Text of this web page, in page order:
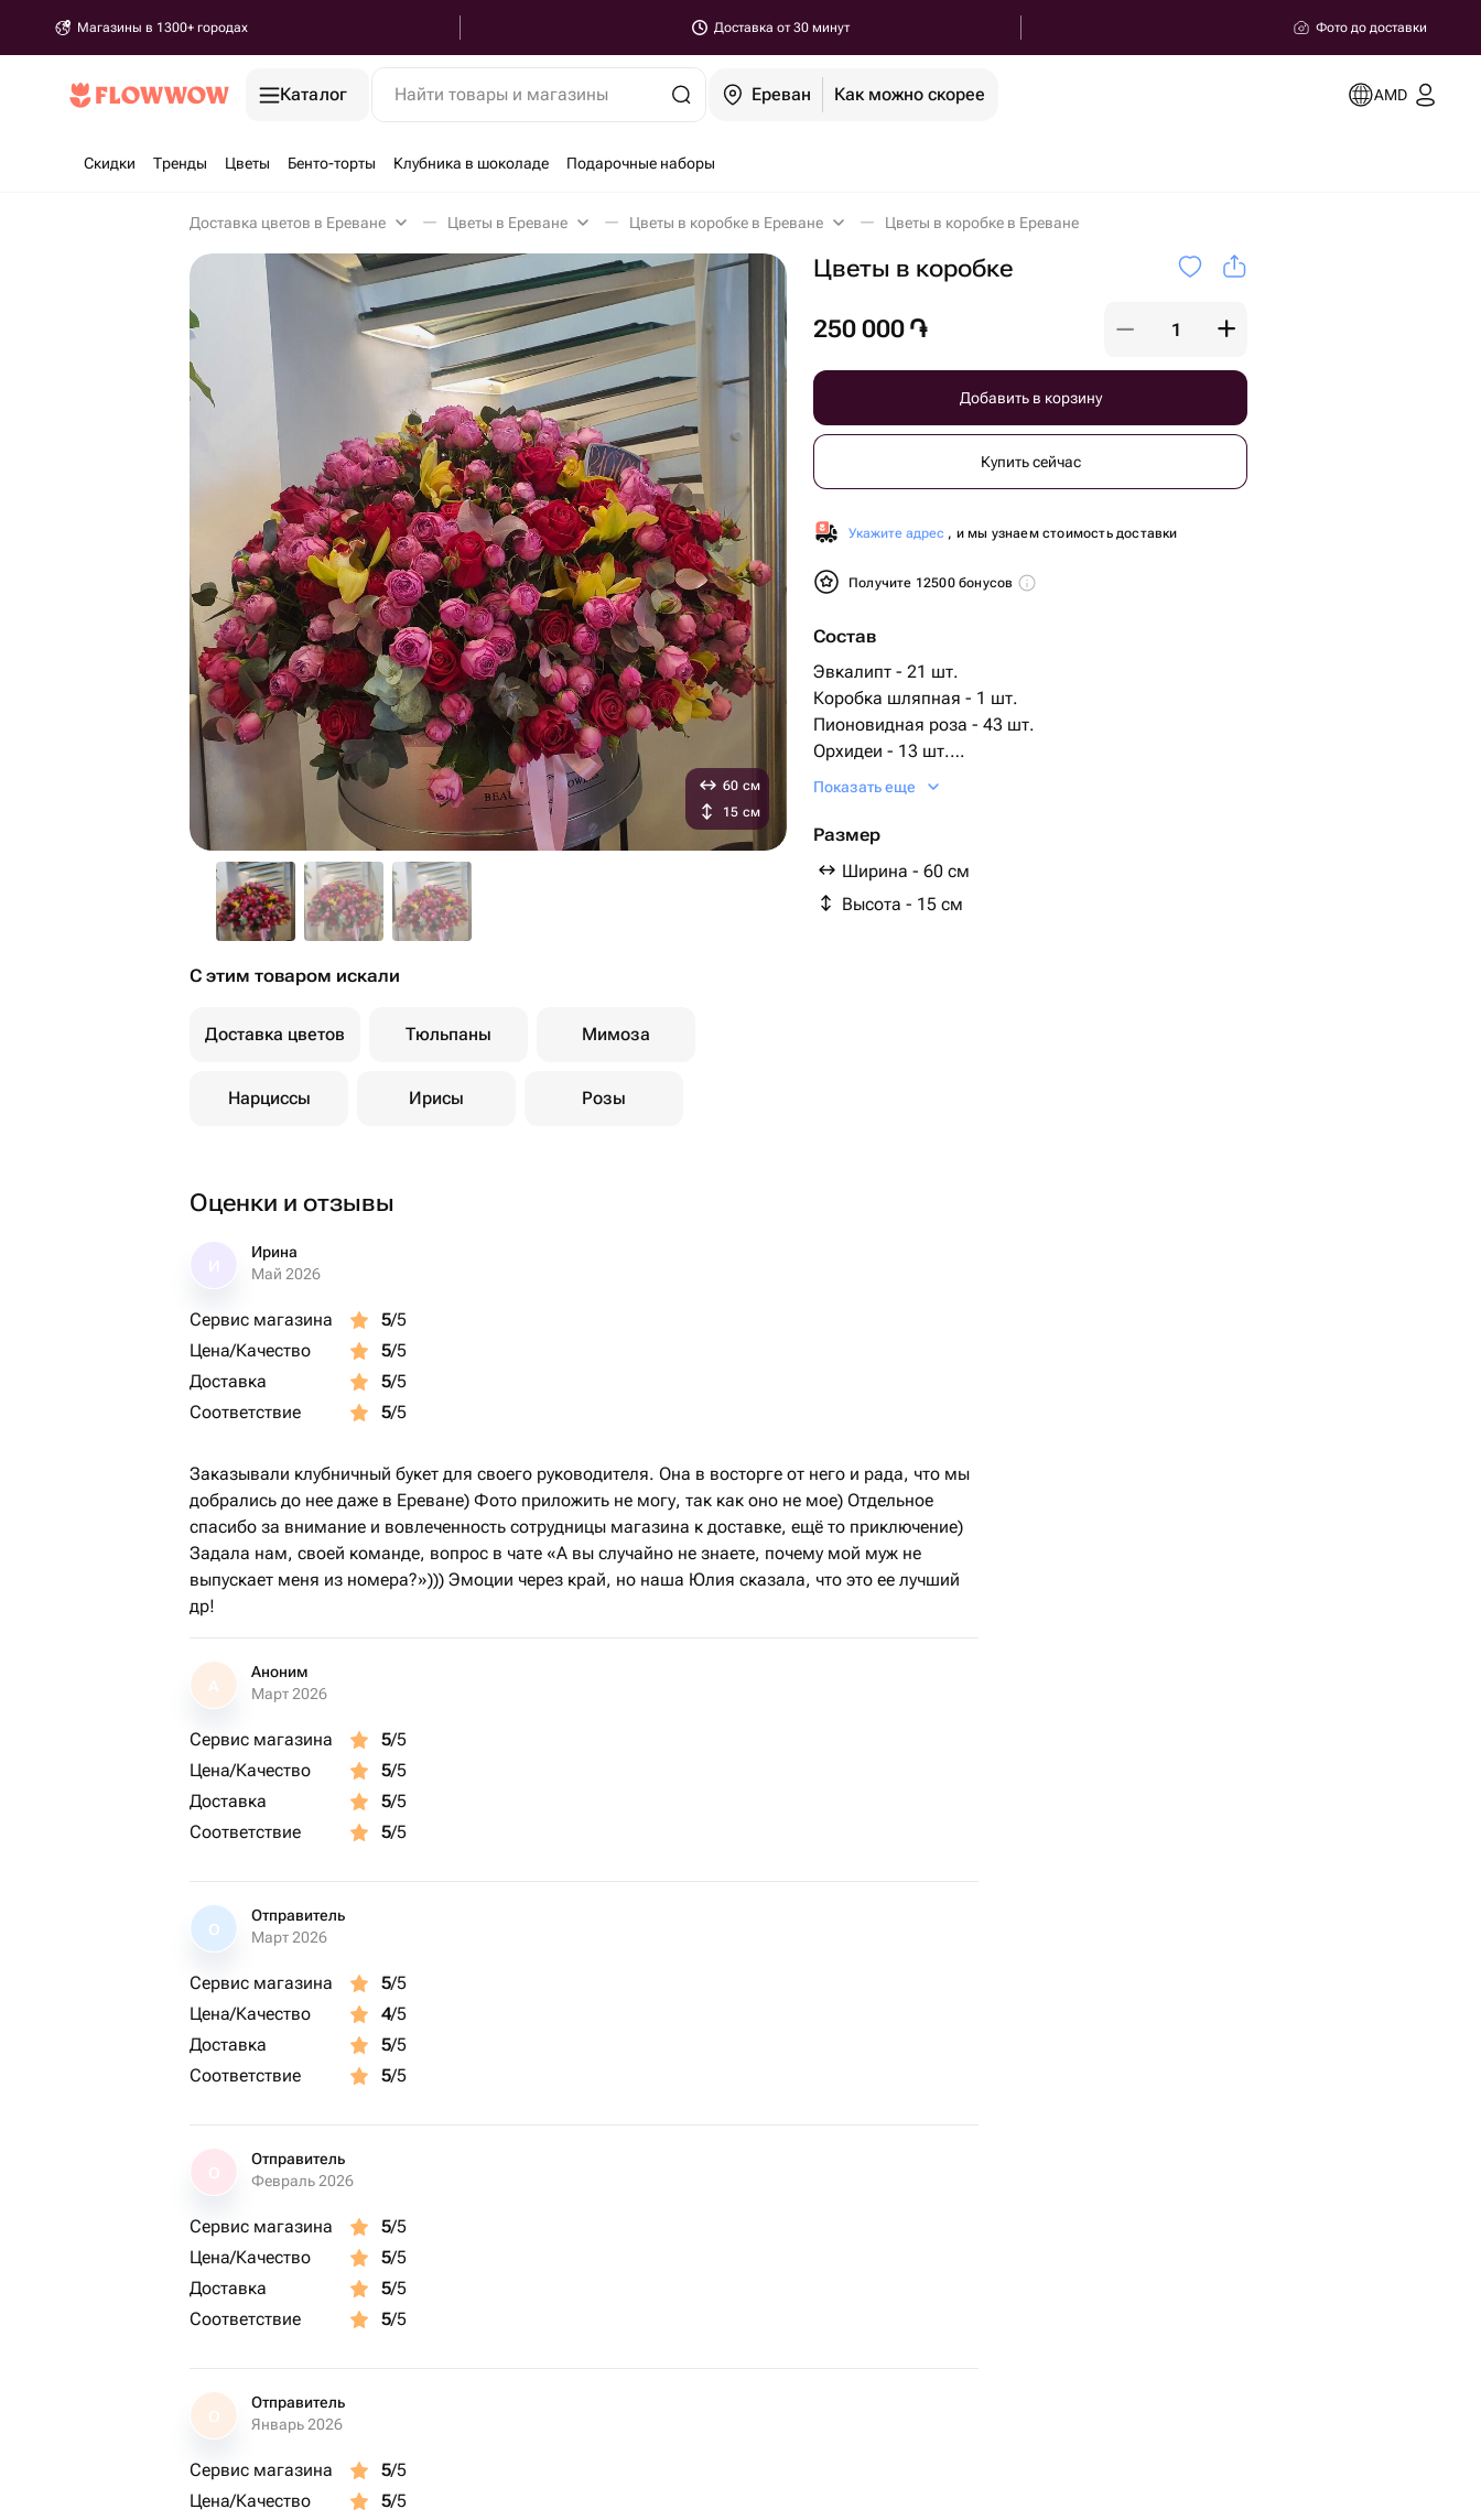
Магазины в 1300+ городах Доставка от 30 минут Фото до доставки
Каталог Найти товары и магазины Ереван Как можно скорее AMD
Скидки Тренды Цветы Бенто-торты Клубника в шоколаде Подарочные наборы
Доставка цветов в Ереване Цветы в Ереване Цветы в коробке в Ереване Цветы в коробке в Ереване
Цветы в коробке
250 000 ֏
Добавить в корзину
Купить сейчас
Укажите адрес , и мы узнаем стоимость доставки
Получите 12500 бонусов
Состав
Эвкалипт - 21 шт.
Коробка шляпная - 1 шт.
Пионовидная роза - 43 шт.
Орхидеи - 13 шт.
голландские розы - 51 шт.
Показать еще
Размер
Ширина - 60 см
Высота - 15 см
60 см
15 см
С этим товаром искали
Доставка цветов Тюльпаны Мимоза
Нарциссы Ирисы Розы
Оценки и отзывы
Ирина
Май 2026
Сервис магазина 5/5
Цена/Качество
5/5
Доставка
5/5
Соответствие
5/5
Заказывали клубничный букет для своего руководителя. Она в восторге от него и рада, что мы
добрались до нее даже в Ереване) Фото приложить не могу, так как оно не мое) Отдельное
спасибо за внимание и вовлеченность сотрудницы магазина к доставке, ещё то приключение)
Задала нам, своей команде, вопрос в чате «А вы случайно не знаете, почему мой муж не
выпускает меня из номера?»))) Эмоции через край, но наша Юлия сказала, что это ее лучший
др!
А
Аноним
Март 2026
Сервис магазина 5/5
Цена/Качество
5/5
Доставка
5/5
Соответствие
5/5
О
Отправитель
Март 2026
Сервис магазина 5/5
Цена/Качество
4/5
Доставка
5/5
Соответствие
5/5
Отправитель
Февраль 2026
Сервис магазина 5/5
Цена/Качество
5/5
Доставка
5/5
Соответствие
5/5
О
Отправитель
Январь 2026
Сервис магазина 5/5
Цена/Качество
5/5